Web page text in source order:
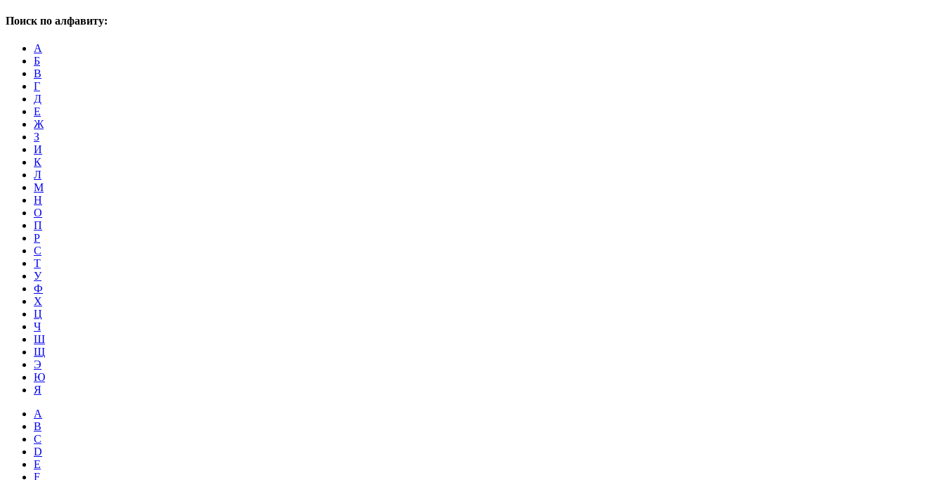
Поиск по алфавиту:
А
Б
В
Г
Д
Е
Ж
З
И
К
Л
М
Н
О
П
Р
С
Т
У
Ф
Х
Ц
Ч
Ш
Щ
Э
Ю
Я
A
B
C
D
E
F